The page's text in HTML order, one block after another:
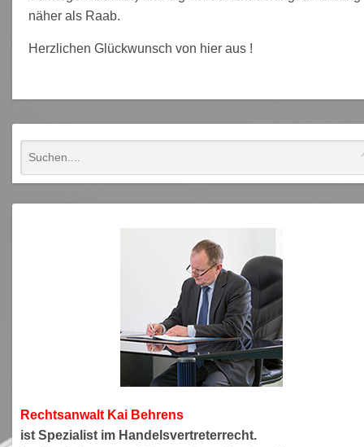
näher als Raab.
Herzlichen Glückwunsch von hier aus !
Rechtsanwalt Kai Behrens
ist Spezialist im Handelsvertreterrecht.